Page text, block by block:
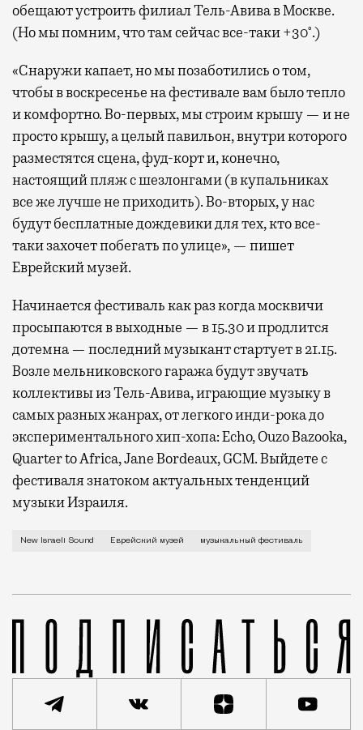
обещают устроить филиал Тель-Авива в Москве.
(Но мы помним, что там сейчас все-таки +30°.)
«Снаружи капает, но мы позаботились о том,
чтобы в воскресенье на фестивале вам было тепло
и комфортно. Во-первых, мы строим крышу — и не
просто крышу, а целый павильон, внутри которого
разместятся сцена, фуд-корт и, конечно,
настоящий пляж с шезлонгами (в купальниках
все же лучше не приходить). Во-вторых, у нас
будут бесплатные дождевики для тех, кто все-
таки захочет побегать по улице», — пишет
Еврейский музей.
Начинается фестиваль как раз когда москвичи
просыпаются в выходные — в 15.30 и продлится
дотемна — последний музыкант стартует в 21.15.
Возле мельниковского гаража будут звучать
коллективы из Тель-Авива, играющие музыку в
самых разных жанрах, от легкого инди-рока до
экспериментального хип-хопа: Echo, Ouzo Bazooka,
Quarter to Africa, Jane Bordeaux, GCM. Выйдете с
фестиваля знатоком актуальных тенденций
музыки Израиля.
В это воскресенье погода будет
New Israeli Sound Еврейский музей музыкальный фестиваль